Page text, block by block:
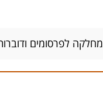
לפרסומים